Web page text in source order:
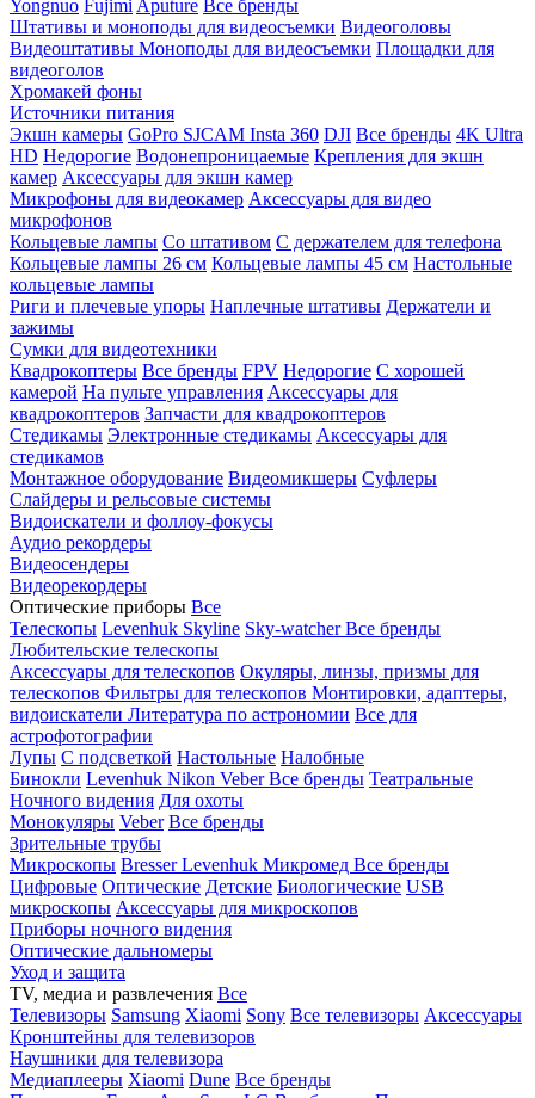
Yongnuo Fujimi Aputure Все бренды
Штативы и моноподы для видеосъемки Видеоголовы
Видеоштативы Моноподы для видеосъемки Площадки для
видеоголов
Хромакей фоны
Источники питания
Экшн камеры GoPro SJCAM Insta 360 DJI Все бренды 4K Ultra
HD Недорогие Водонепроницаемые Крепления для экшн
камер Аксессуары для экшн камер
Микрофоны для видеокамер Аксессуары для видео
микрофонов
Кольцевые лампы Со штативом C держателем для телефона
Кольцевые лампы 26 см Кольцевые лампы 45 см Настольные
кольцевые лампы
Риги и плечевые упоры Наплечные штативы Держатели и
зажимы
Сумки для видеотехники
Квадрокоптеры Все бренды FPV Недорогие С хорошей
камерой На пульте управления Аксессуары для
квадрокоптеров Запчасти для квадрокоптеров
Стедикамы Электронные стедикамы Аксессуары для
стедикамов
Монтажное оборудование Видеомикшеры Суфлеры
Слайдеры и рельсовые системы
Видоискатели и фоллоу-фокусы
Аудио рекордеры
Видеосендеры
Видеорекордеры
Оптические приборы Все
Телескопы Levenhuk Skyline Sky-watcherВсе бренды
Любительские телескопы
Аксессуары для телескопов Окуляры, линзы, призмы для
телескопов Фильтры для телескопов Монтировки, адаптеры,
видоискатели Литература по астрономии Все для
астрофотографии
Лупы С подсветкой Настольные Налобные
Бинокли Levenhuk Nikon VeberВсе бренды Театральные
Ночного видения Для охоты
Монокуляры Veber Все бренды
Зрительные трубы
Микроскопы BresserLevenhuk Микромед Все бренды
Цифровые Оптические Детские Биологические USB
микроскопы Аксессуары для микроскопов
Приборы ночного видения
Оптические дальномеры
Уход и защита
TV, медиа и развлечения Все
Телевизоры Samsung Xiaomi Sony Все телевизоры Аксессуары
Кронштейны для телевизоров
Наушники для телевизора
Медиаплееры Xiaomi Dune Все бренды